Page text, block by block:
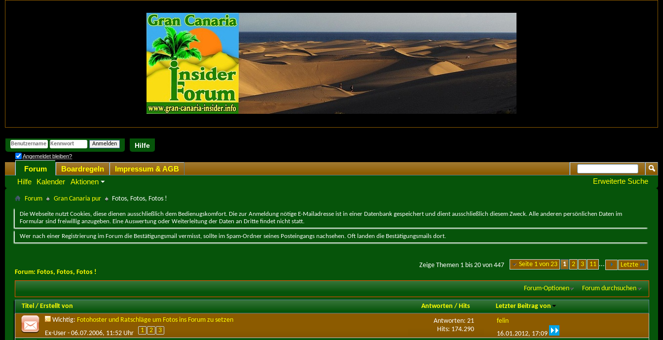
Hilfe
Angemeldet bleiben?
Forum
Hilfe
Kalender Aktionen
Boardregeln
Impressum & AGB
Erweiterte Suche
Forum Gran Canaria pur Fotos, Fotos, Fotos !
Die Webseite nutzt Cookies, diese dienen ausschließlich dem Bedienugskomfort. Die zur Anmeldung nötige E-Mailadresse ist in einer Datenbank gespeichert und dient ausschließlich diesem Zweck. Alle anderen persönlichen Daten im
Formular sind freiwillig anzugeben. Eine Auswertung oder Weiterleitung der Daten an Dritte findet nicht statt.
Wer nach einer Registrierung im Forum die Bestätigungsmail vermisst, sollte im Spam-Ordner seines Posteingangs nachsehen. Oft landen die Bestätigungsmails dort.
Seite 1 von 23 1 2 3 11 ... Letzte
Zeige Themen 1 bis 20 von 447
Forum: Fotos, Fotos, Fotos !
Forum-Optionen Forum durchsuchen
Titel / Erstellt von Antworten / Hits
Letzter Beitrag von
Wichtig: Fotohoster und Ratschläge um Fotos ins Forum zu setzen
Ex-User - 06.07.2006, 11:52 Uhr 1 2 3
Antworten: 21
Hits: 174.290
felin
16.01.2012, 17:09